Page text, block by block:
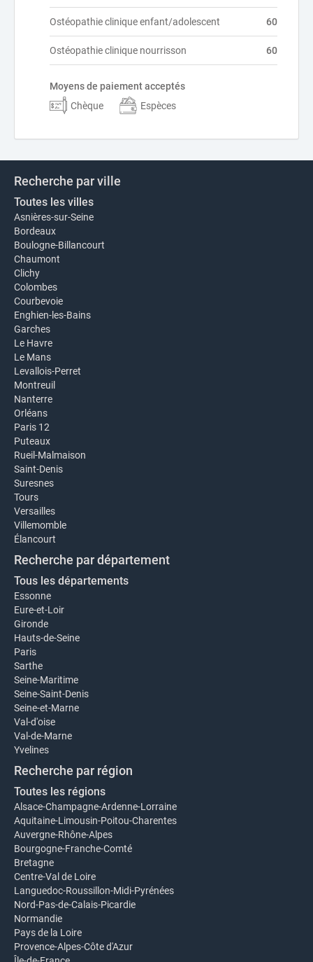
Ostéopathie clinique enfant/adolescent 60
Ostéopathie clinique nourrisson 60
Moyens de paiement acceptés
Chèque
Espèces
Recherche par ville
Toutes les villes
Asnières-sur-Seine
Bordeaux
Boulogne-Billancourt
Chaumont
Clichy
Colombes
Courbevoie
Enghien-les-Bains
Garches
Le Havre
Le Mans
Levallois-Perret
Montreuil
Nanterre
Orléans
Paris 12
Puteaux
Rueil-Malmaison
Saint-Denis
Suresnes
Tours
Versailles
Villemomble
Élancourt
Recherche par département
Tous les départements
Essonne
Eure-et-Loir
Gironde
Hauts-de-Seine
Paris
Sarthe
Seine-Maritime
Seine-Saint-Denis
Seine-et-Marne
Val-d'oise
Val-de-Marne
Yvelines
Recherche par région
Toutes les régions
Alsace-Champagne-Ardenne-Lorraine
Aquitaine-Limousin-Poitou-Charentes
Auvergne-Rhône-Alpes
Bourgogne-Franche-Comté
Bretagne
Centre-Val de Loire
Languedoc-Roussillon-Midi-Pyrénées
Nord-Pas-de-Calais-Picardie
Normandie
Pays de la Loire
Provence-Alpes-Côte d'Azur